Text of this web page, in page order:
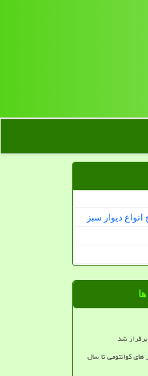
دیوار سبز
شد
کوانتومی تا سال